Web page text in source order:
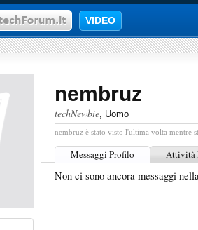
VIDEO
nembruz
techNewbie, Uomo
nembruz è stato visto l'ultima volta mentre
Messaggi Profilo Attività
Non ci sono ancora messaggi